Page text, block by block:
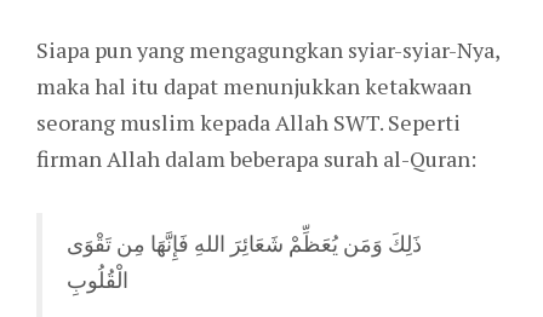
Siapa pun yang mengagungkan syiar-syiar-Nya,
maka hal itu dapat menunjukkan ketakwaan
seorang muslim kepada Allah SWT. Seperti
firman Allah dalam beberapa surah al-Quran:
ذَلِكَ وَمَن يُعَظِّمْ شَعَائِرَ اللهِ فَإِنَّهَا مِن تَقْوَى
الْقُلُوبِ